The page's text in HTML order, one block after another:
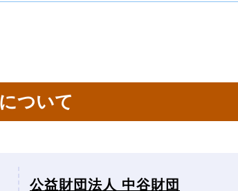
ついて
公益財団法人 中谷財団